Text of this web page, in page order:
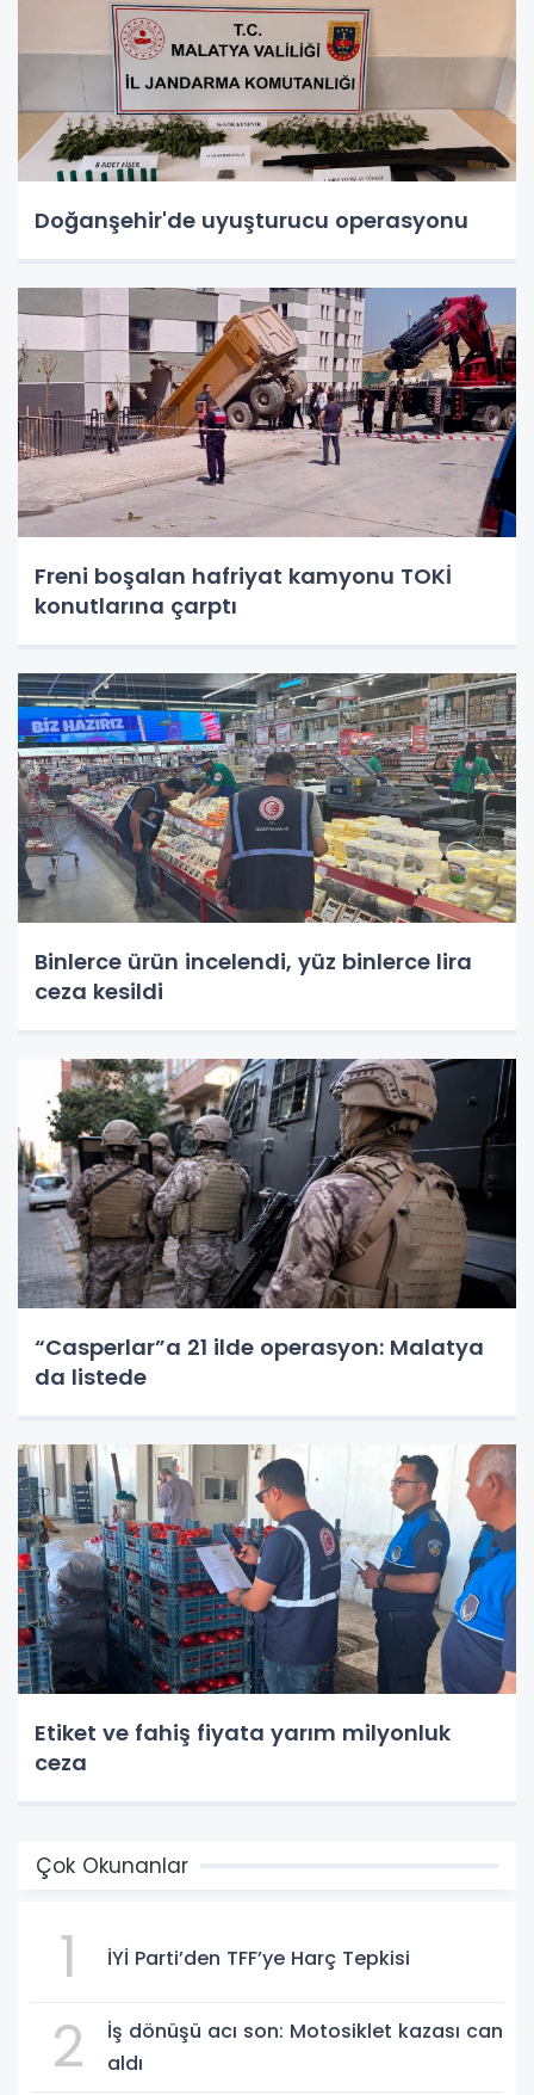
Doğanşehir'de uyuşturucu operasyonu
Freni boşalan hafriyat kamyonu TOKİ
konutlarına çarptı
Binlerce ürün incelendi, yüz binlerce lira
ceza kesildi
“Casperlar”a 21 ilde operasyon: Malatya
da listede
Etiket ve fahiş fiyata yarım milyonluk
ceza
Çok Okunanlar
1 İYİ Parti’den TFF’ye Harç Tepkisi
2
İş dönüşü acı son: Motosiklet kazası can
aldı